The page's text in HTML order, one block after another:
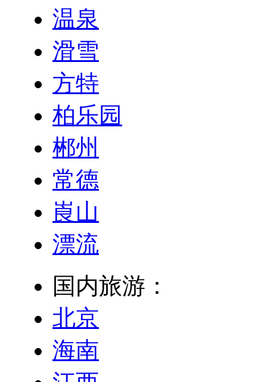
温泉
滑雪
方特
柏乐园
郴州
常德
崀山
漂流
国内旅游：
北京
海南